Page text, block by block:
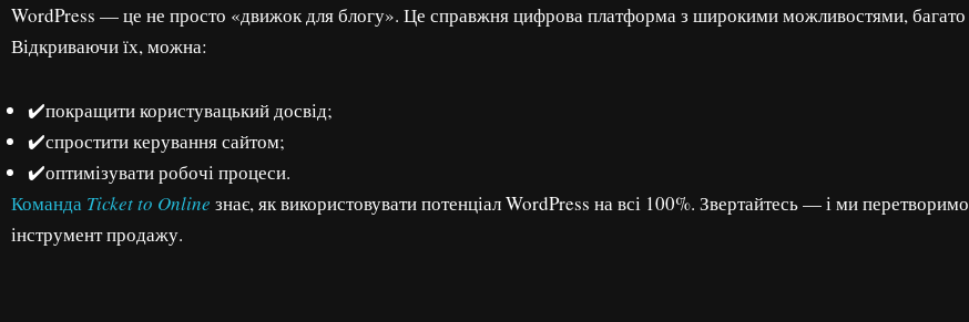
WordPress — це не просто «движок для блогу». Це справжня цифрова платформа з широкими можливостями, багато
Відкриваючи їх, можна:
✔️покращити користувацький досвід;
✔️спростити керування сайтом;
✔️оптимізувати робочі процеси.
Команда Ticket to Online знає, як використовувати потенціал WordPress на всі 100%. Звертайтесь — і ми
інструмент продажу.